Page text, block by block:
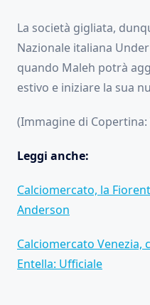
La società gigliata,
Nazionale italiana
quando Maleh potrà
estivo e iniziare la sua
(Immagine di Copertina:
Leggi anche:
Calciomercato, la
Anderson
Calciomercato Venezia,
Entella: Ufficiale